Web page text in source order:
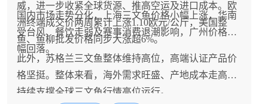
威，进一步收紧全球货源、推高空运及进口成本。欧
洲终端成交价两周累计上涨1.10欧元/公斤，美国整
鱼、鱼柳批发价格同步大涨超6%。
国内市场走势分化，上海三文鱼价格小幅上涨，华南
受台风、餐饮走弱及赛事消费退潮影响，广州价格小
幅回落。
此外，苏格兰三文鱼整体维持高位，高端认证产品价
格坚挺。整体来看，海外需求旺盛、产地成本走高将
持续支撑全球三文鱼行情高位运行。